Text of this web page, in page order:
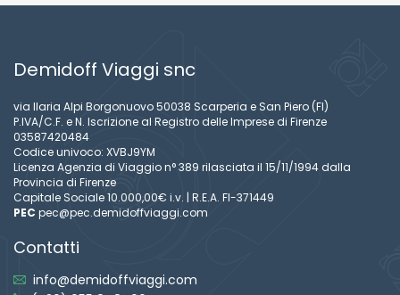
Demidoff Viaggi snc
via Ilaria Alpi Borgonuovo 50038 Scarperia e San Piero (FI)
P.IVA/C.F. e N. Iscrizione al Registro delle Imprese di Firenze
03587420484
Codice univoco: XVBJ9YM
Licenza Agenzia di Viaggio n° 389 rilasciata il 15/11/1994 dalla
Provincia di Firenze
Capitale Sociale 10.000,00€ i.v. | R.E.A. FI-371449
PEC pec@pec.demidoffviaggi.com
Contatti
info@demidoffviaggi.com